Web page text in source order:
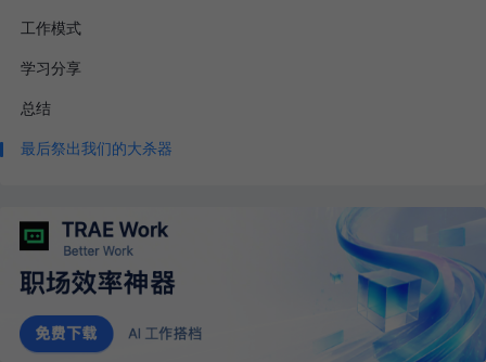
工作模式
学习分享
总结
最后祭出我们的大杀器